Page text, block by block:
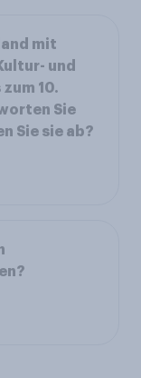
mit
und
10.
Sie
Sie sie ab?